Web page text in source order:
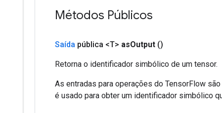
Métodos Públicos
Saída pública <T> asOutput ()
Retorna o identificador simbólico de um tensor.
As entradas para operações do TensorFlow
é usado para obter um identificador simbólico